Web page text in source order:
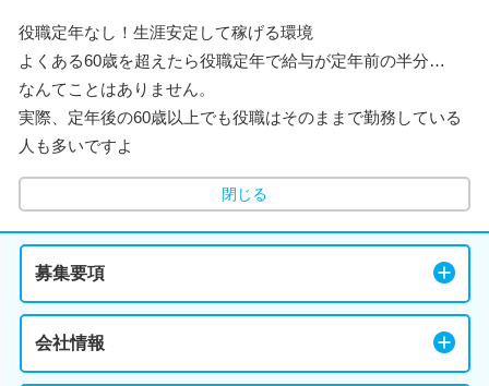
役職定年なし！生涯安定して稼げる環境
よくある60歳を超えたら役職定年で給与が定年前の半分…
なんてことはありません。
実際、定年後の60歳以上でも役職はそのままで勤務している
人も多いですよ
閉じる
募集要項
会社情報